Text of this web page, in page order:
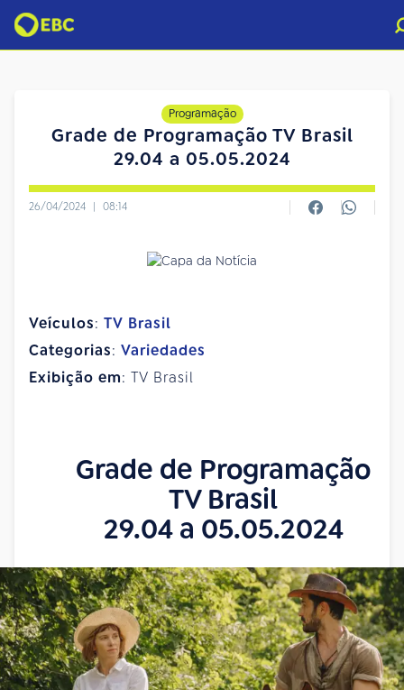
Programação
Grade de Programação TV Brasil
29.04 a 05.05.2024
26/04/2024 | 08:14
Veículos: TV Brasil
Categorias: Variedades
Exibição em: TV Brasil
Grade de Programação
TV Brasil
29.04 a 05.05.2024